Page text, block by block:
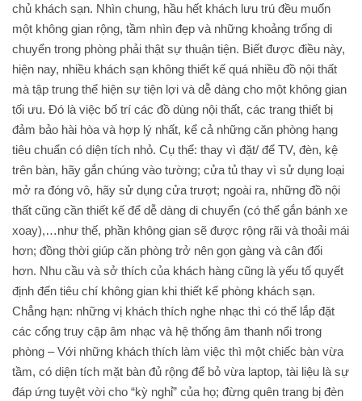
chủ khách sạn. Nhìn chung, hầu hết khách lưu trú đều muốn
một không gian rộng, tầm nhìn đẹp và những khoảng trống di
chuyển trong phòng phải thật sự thuận tiện. Biết được điều này,
hiện nay, nhiều khách sạn không thiết kế quá nhiều đồ nội thất
mà tập trung thể hiện sự tiện lợi và dễ dàng cho một không gian
tối ưu. Đó là việc bố trí các đồ dùng nội thất, các trang thiết bị
đảm bảo hài hòa và hợp lý nhất, kể cả những căn phòng hạng
tiêu chuẩn có diện tích nhỏ. Cụ thể: thay vì đặt/ để TV, đèn, kệ
trên bàn, hãy gắn chúng vào tường; cửa tủ thay vì sử dụng loại
mở ra đóng vô, hãy sử dụng cửa trượt; ngoài ra, những đồ nội
thất cũng cần thiết kế để dễ dàng di chuyển (có thể gắn bánh xe
xoay),…như thế, phần không gian sẽ được rộng rãi và thoải mái
hơn; đồng thời giúp căn phòng trở nên gọn gàng và cân đối
hơn. Nhu cầu và sở thích của khách hàng cũng là yếu tố quyết
định đến tiêu chí không gian khi thiết kế phòng khách sạn.
Chẳng hạn: những vị khách thích nghe nhạc thì có thể lắp đặt
các cổng truy cập âm nhạc và hệ thống âm thanh nổi trong
phòng – Với những khách thích làm việc thì một chiếc bàn vừa
tầm, có diện tích mặt bàn đủ rộng để bỏ vừa laptop, tài liệu là sự
đáp ứng tuyệt vời cho “kỳ nghỉ” của họ; đừng quên trang bị đèn